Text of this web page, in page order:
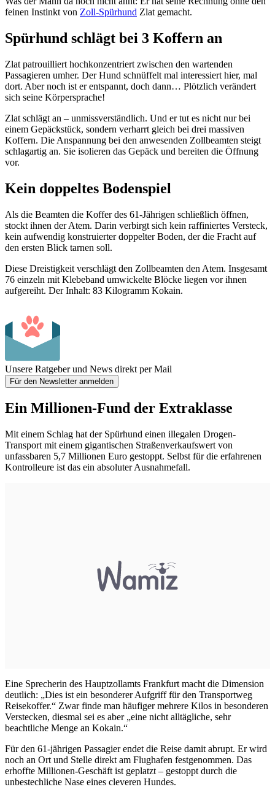
feinen Instinkt von Zoll-Spürhund Zlat gemacht.
Spürhund schlägt bei 3 Koffern an
Zlat patrouilliert hochkonzentriert zwischen den wartenden
Passagieren umher. Der Hund schnüffelt mal interessiert hier, mal
dort. Aber noch ist er entspannt, doch dann… Plötzlich verändert
sich seine Körpersprache!
Zlat schlägt an – unmissverständlich. Und er tut es nicht nur bei
einem Gepäckstück, sondern verharrt gleich bei drei massiven
Koffern. Die Anspannung bei den anwesenden Zollbeamten steigt
schlagartig an. Sie isolieren das Gepäck und bereiten die Öffnung
vor.
Kein doppeltes Bodenspiel
Als die Beamten die Koffer des 61-Jährigen schließlich öffnen,
stockt ihnen der Atem. Darin verbirgt sich kein raffiniertes Versteck,
kein aufwendig konstruierter doppelter Boden, der die Fracht auf
den ersten Blick tarnen soll.
Diese Dreistigkeit verschlägt den Zollbeamten den Atem. Insgesamt
76 einzeln mit Klebeband umwickelte Blöcke liegen vor ihnen
aufgereiht. Der Inhalt: 83 Kilogramm Kokain.
Unsere Ratgeber und News direkt per Mail
Für den Newsletter anmelden
Ein Millionen-Fund der Extraklasse
Mit einem Schlag hat der Spürhund einen illegalen Drogen-
Transport mit einem gigantischen Straßenverkaufswert von
unfassbaren 5,7 Millionen Euro gestoppt. Selbst für die erfahrenen
Kontrolleure ist das ein absoluter Ausnahmefall.
Eine Sprecherin des Hauptzollamts Frankfurt macht die Dimension
deutlich: „Dies ist ein besonderer Aufgriff für den Transportweg
Reisekoffer.“ Zwar finde man häufiger mehrere Kilos in besonderen
Verstecken, diesmal sei es aber „eine nicht alltägliche, sehr
beachtliche Menge an Kokain.“
Für den 61-jährigen Passagier endet die Reise damit abrupt. Er wird
noch an Ort und Stelle direkt am Flughafen festgenommen. Das
erhoffte Millionen-Geschäft ist geplatzt – gestoppt durch die
unbestechliche Nase eines cleveren Hundes.